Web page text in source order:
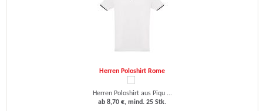
Herren Poloshirt Rome
Herren Poloshirt aus Piqu ...
ab 8,70 €, mind. 25 Stk.